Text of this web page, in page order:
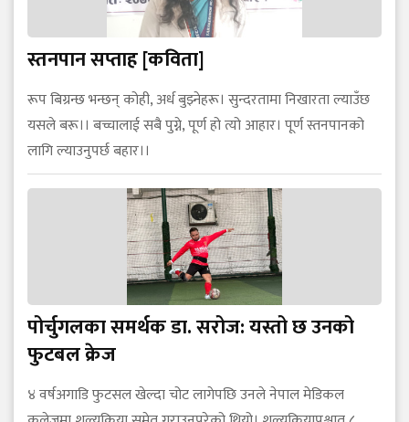
स्तनपान सप्ताह [कविता]
रूप बिग्रन्छ भन्छन् कोही, अर्ध बुझ्नेहरू। सुन्दरतामा निखारता ल्याउँछ
यसले बरू।। बच्चालाई सबै पुग्ने, पूर्ण हो त्यो आहार। पूर्ण स्तनपानको
लागि ल्याउनुपर्छ बहार।।
पोर्चुगलका समर्थक डा. सरोज: यस्तो छ उनको
फुटबल क्रेज
४ वर्षअगाडि फुटसल खेल्दा चोट लागेपछि उनले नेपाल मेडिकल